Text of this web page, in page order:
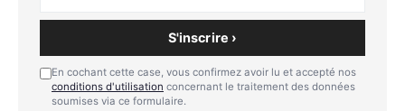
S'inscrire ›
En cochant cette case, vous confirmez avoir lu et accepté nos
conditions d'utilisation concernant le traitement des données
soumises via ce formulaire.